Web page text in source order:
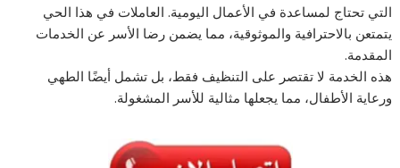
التي تحتاج لمساعدة في الأعمال اليومية. العاملات في هذا الحي
يتمتعن بالاحترافية والموثوقية، مما يضمن رضا الأسر عن الخدمات
المقدمة.
هذه الخدمة لا تقتصر على التنظيف فقط، بل تشمل أيضًا الطهي
ورعاية الأطفال، مما يجعلها مثالية للأسر المشغولة.